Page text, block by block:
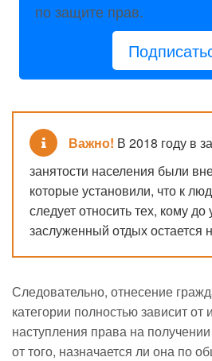
по защите прав.
Важно! В 2018 году в
занятости населения были
которые установили, что к
следует относить тех, кому до
заслуженный отдых остается
Следовательно, отнесение
категории полностью зависит
наступления права на
от того, назначается ли она по